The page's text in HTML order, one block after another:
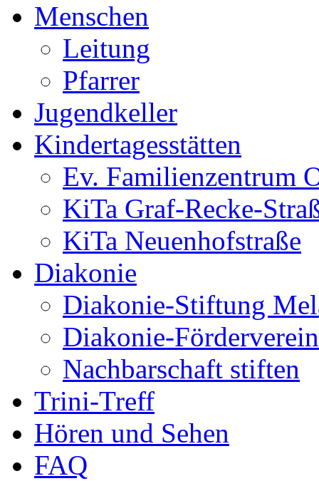
Menschen
Leitung
Pfarrer
Jugendkeller
Kindertagesstätten
Ev. Familienzentrum
KiTa Graf-Recke-
KiTa Neuenhofstraße
Diakonie
Diakonie-Stiftung
Diakonie-
Nachbarschaft stiften
Trini-Treff
Hören und Sehen
FAQ